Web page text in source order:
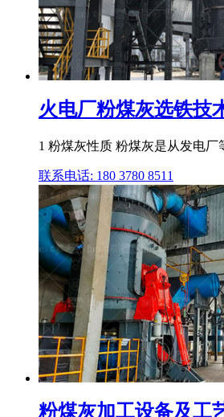
火电厂粉煤灰选铁技
1 粉煤灰性质 粉煤灰是从发电厂
联系电话: 180 3780 8511
粉煤灰加工设备及工